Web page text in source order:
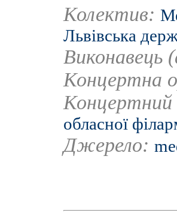
Колектив:
Львівська
Виконавець
Концертна
Концертний
обласної
Джерело: